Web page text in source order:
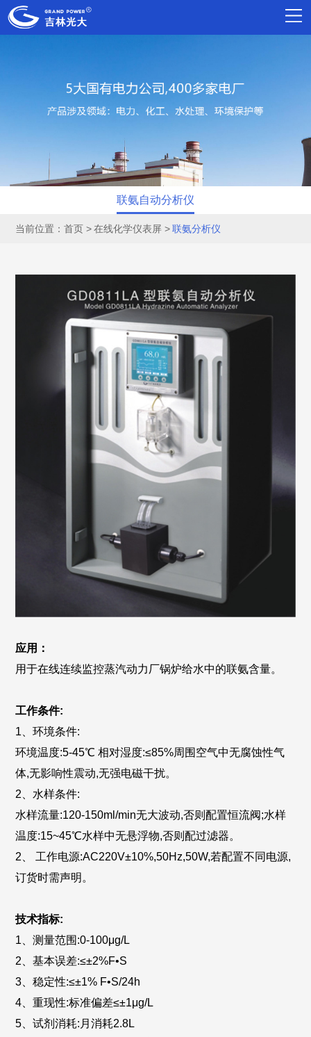
联氨自动分析仪
当前位置：首页 在线化学仪表屏 联氨分析仪
应用：
用于在线连续监控蒸汽动力厂锅炉给水中的联氨含量。
工作条件:
1、环境条件:
环境温度:5-45℃ 相对湿度:≤85%周围空气中无腐蚀性气
体,无影响性震动,无强电磁干扰。
2、水样条件:
水样流量:120-150ml/min无大波动,否则配置恒流阀;水样
温度:15~45℃水样中无悬浮物,否则配过滤器。
2、
工作电源:AC220V±10%,50Hz,50W,若配置不同电源,
订货时需声明。
技术指标:
1、测量范围:0-100μg/L
2、基本误差:≤±2%F•S
3、稳定性:≤±1% F•S/24h
4、重现性:标准偏差≤±1μg/L
5、试剂消耗:月消耗2.8L